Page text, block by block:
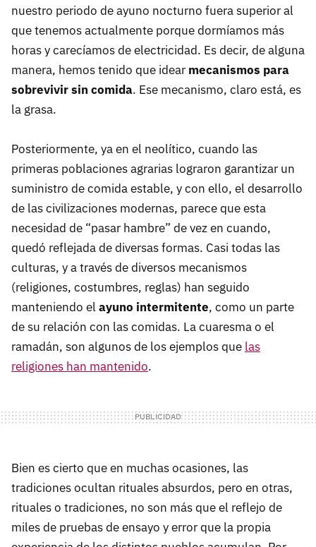
nuestro periodo de ayuno nocturno fuera superior al
que tenemos actualmente porque dormíamos más
horas y carecíamos de electricidad. Es decir, de alguna
manera, hemos tenido que idear mecanismos para
sobrevivir sin comida. Ese mecanismo, claro está, es
la grasa.
Posteriormente, ya en el neolítico, cuando las
primeras poblaciones agrarias lograron garantizar un
suministro de comida estable, y con ello, el desarrollo
de las civilizaciones modernas, parece que esta
necesidad de “pasar hambre” de vez en cuando,
quedó reflejada de diversas formas. Casi todas las
culturas, y a través de diversos mecanismos
(religiones, costumbres, reglas) han seguido
manteniendo el ayuno intermitente, como un parte
de su relación con las comidas. La cuaresma o el
ramadán, son algunos de los ejemplos que las
religiones han mantenido.
Bien es cierto que en muchas ocasiones, las
tradiciones ocultan rituales absurdos, pero en otras,
rituales o tradiciones, no son más que el reflejo de
miles de pruebas de ensayo y error que la propia